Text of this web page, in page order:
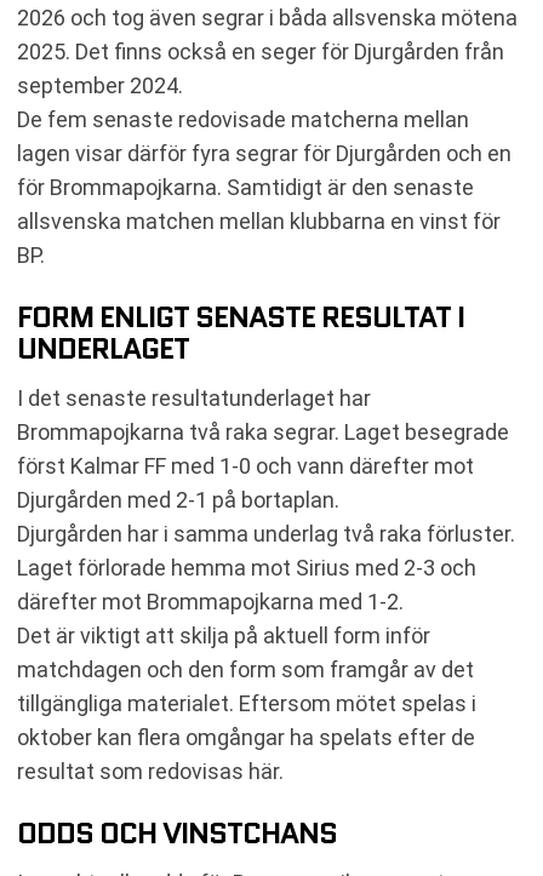
2026 och tog även segrar i båda allsvenska mötena
2025. Det finns också en seger för Djurgården från
september 2024.
De fem senaste redovisade matcherna mellan
lagen visar därför fyra segrar för Djurgården och en
för Brommapojkarna. Samtidigt är den senaste
allsvenska matchen mellan klubbarna en vinst för
BP.
FORM ENLIGT SENASTE RESULTAT I
UNDERLAGET
I det senaste resultatunderlaget har
Brommapojkarna två raka segrar. Laget besegrade
först Kalmar FF med 1-0 och vann därefter mot
Djurgården med 2-1 på bortaplan.
Djurgården har i samma underlag två raka förluster.
Laget förlorade hemma mot Sirius med 2-3 och
därefter mot Brommapojkarna med 1-2.
Det är viktigt att skilja på aktuell form inför
matchdagen och den form som framgår av det
tillgängliga materialet. Eftersom mötet spelas i
oktober kan flera omgångar ha spelats efter de
resultat som redovisas här.
ODDS OCH VINSTCHANS